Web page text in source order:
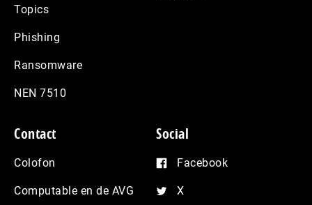
Topics
Phishing
Ransomware
NEN 7510
Contact
Colofon
Computable en de AVG
Social
Facebook
X